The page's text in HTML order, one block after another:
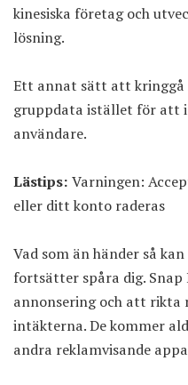
kinesiska företag och
lösning.
Ett annat sätt att kringgå
gruppdata istället för att
användare.
Lästips: Varningen:
eller ditt konto raderas
Vad som än händer så
fortsätter spåra dig.
annonsering och att
intäkterna. De kommer
andra reklamvisande